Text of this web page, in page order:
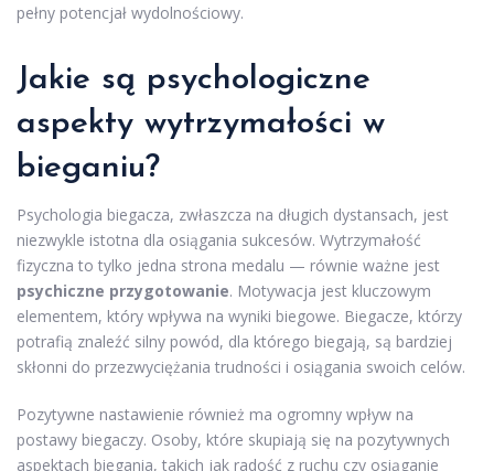
pełny potencjał wydolnościowy.
Jakie są psychologiczne
aspekty wytrzymałości w
bieganiu?
Psychologia biegacza, zwłaszcza na długich dystansach, jest
niezwykle istotna dla osiągania sukcesów. Wytrzymałość
fizyczna to tylko jedna strona medalu — równie ważne jest
psychiczne przygotowanie. Motywacja jest kluczowym
elementem, który wpływa na wyniki biegowe. Biegacze, którzy
potrafią znaleźć silny powód, dla którego biegają, są bardziej
skłonni do przezwyciężania trudności i osiągania swoich celów.
Pozytywne nastawienie również ma ogromny wpływ na
postawy biegaczy. Osoby, które skupiają się na pozytywnych
aspektach biegania, takich jak radość z ruchu czy osiąganie